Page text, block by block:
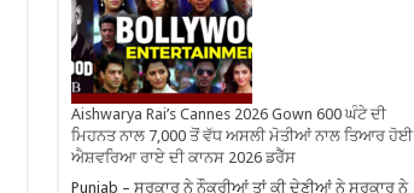
Aishwarya Rai’s Cannes 2026 Gown 600 ਘੰਟੇ ਦੀ
ਮਿਹਨਤ ਨਾਲ 7,000 ਤੋਂ ਵੱਧ ਅਸਲੀ ਮੋਤੀਆਂ ਨਾਲ ਤਿਆਰ ਹੋਈ
ਐਸ਼ਵਰਿਆ ਰਾਏ ਦੀ ਕਾਨਸ 2026 ਡਰੈੱਸ
Punjab – ਸਰਕਾਰ ਨੇ ਨੌਕਰੀਆਂ ਤਾਂ ਕੀ ਦੇਣੀਆਂ ਨੇ ਸਰਕਾਰ ਨੇ